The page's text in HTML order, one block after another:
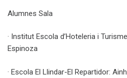
Alumnes Sala
· Institut Escola d’Hoteleria i
Espinoza
· Escola El Llindar-El Repartidor: